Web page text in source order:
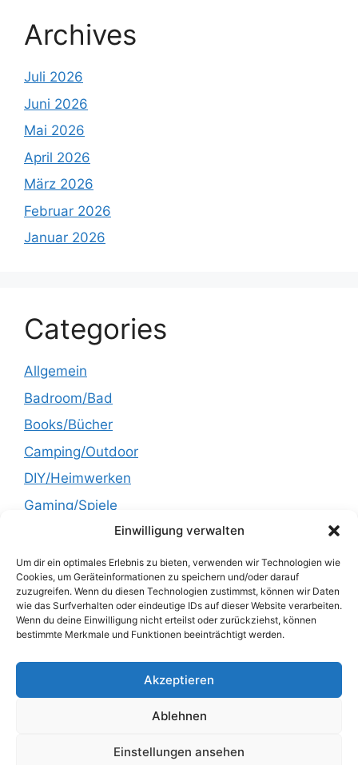
Einwilligung verwalten
Um dir ein optimales Erlebnis zu bieten, verwenden wir Technologien wie
Cookies, um Geräteinformationen zu speichern und/oder darauf
zuzugreifen. Wenn du diesen Technologien zustimmst, können wir Daten
wie das Surfverhalten oder eindeutige IDs auf dieser Website verarbeiten.
Wenn du deine Einwilligung nicht erteilst oder zurückziehst, können
bestimmte Merkmale und Funktionen beeinträchtigt werden.
Akzeptieren
Ablehnen
Einstellungen ansehen
Archives
Juli 2026
Juni 2026
Mai 2026
April 2026
März 2026
Februar 2026
Januar 2026
Categories
Allgemein
Badroom/Bad
Books/Bücher
Camping/Outdoor
DIY/Heimwerken
Gaming/Spiele
Garden/Garten
Health/Gesundheit
Kitchen/Küche
Lifestyle
Recipes/Rezepte
Technology/Technik